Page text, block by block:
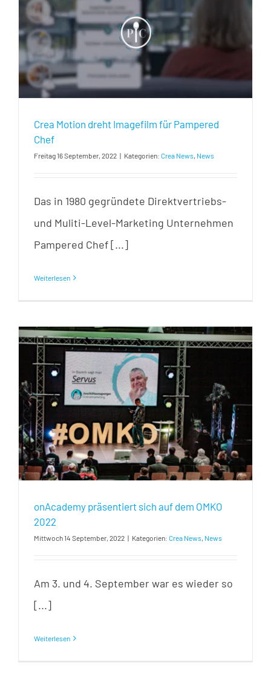
Crea Motion dreht Imagefilm für Pampered
Chef
Freitag 16 September, 2022 | Kategorien: Crea News, News
Das in 1980 gegründete Direktvertriebs-
und Muliti-Level-Marketing Unternehmen
Pampered Chef [...]
Weiterlesen
onAcademy präsentiert sich auf dem OMKO
2022
Mittwoch 14 September, 2022 | Kategorien: Crea News News
Am 3. und 4. September war es wieder so
[...]
Weiterlesen